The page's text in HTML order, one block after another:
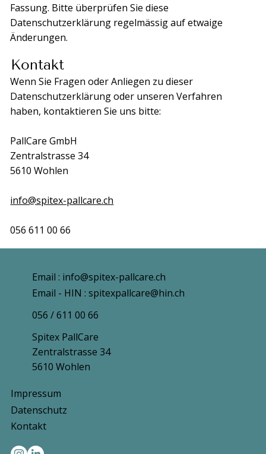
Fassung. Bitte überprüfen Sie diese
Datenschutzerklärung regelmässig auf etwaige
Änderungen.
Kontakt
Wenn Sie Fragen oder Anliegen zu dieser
Datenschutzerklärung oder unseren Verfahren
haben, kontaktieren Sie uns bitte:
PallCare GmbH
Zentralstrasse 34
5610 Wohlen
info@spitex-pallcare.ch
056 611 00 66
Email : info@spitex-pallcare.ch
Email - HIN : spitexpallcare@hin.ch
056 / 611 00 66
Spitex PallCare
Zentralstrasse 34
5610 Wohlen
Impressum
Datenschutz
Kontakt